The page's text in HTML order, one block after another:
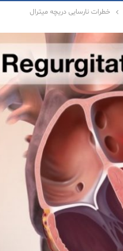
خطرات نارسایی دریچه میترال